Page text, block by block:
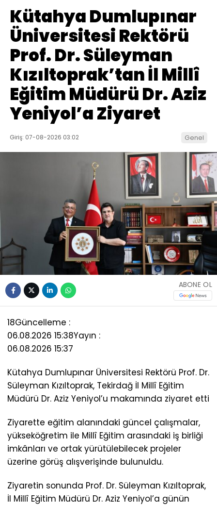
Kütahya Dumlupınar
Üniversitesi Rektörü
Prof. Dr. Süleyman
Kızıltoprak’tan İl Millî
Eğitim Müdürü Dr. Aziz
Yeniyol’a Ziyaret
Giriş: 07-08-2026 03:02 Genel
ABONE OL
18Güncelleme :
06.08.2026 15:38Yayın :
06.08.2026 15:37
Kütahya Dumlupınar Üniversitesi Rektörü Prof. Dr.
Süleyman Kızıltoprak, Tekirdağ İl Millî Eğitim
Müdürü Dr. Aziz Yeniyol’u makamında ziyaret etti
Ziyarette eğitim alanındaki güncel çalışmalar,
yükseköğretim ile Millî Eğitim arasındaki iş birliği
imkânları ve ortak yürütülebilecek projeler
üzerine görüş alışverişinde bulunuldu.
Ziyaretin sonunda Prof. Dr. Süleyman Kızıltoprak,
İl Millî Eğitim Müdürü Dr. Aziz Yeniyol’a günün